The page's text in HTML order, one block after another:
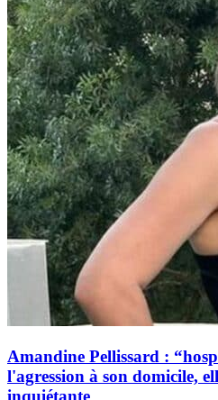
Amandine Pellissard :
l'agression à son domicile,
inquiétante